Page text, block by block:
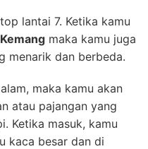
lantai 7. Ketika kamu
maka kamu juga
menarik dan berbeda.
maka kamu akan
atau pajangan yang
Ketika masuk, kamu
kaca besar dan di